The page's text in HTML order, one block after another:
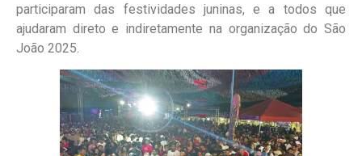
participaram das festividades juninas, e a todos que
ajudaram direto e indiretamente na organização do São
João 2025.